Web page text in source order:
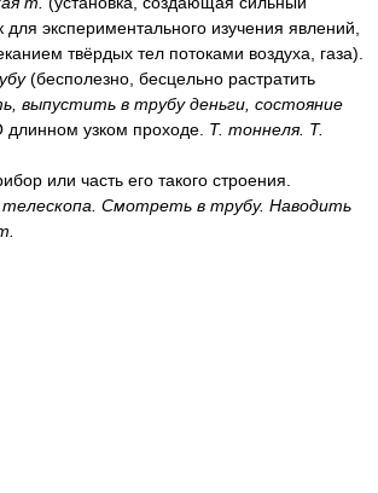
экспериментального изучения явлений,
твёрдых тел потоками воздуха, газа).
(бесполезно, бесцельно растратить
выпустить в трубу деньги, состояние
длинном узком проходе. Т. тоннеля. Т.
или часть его такого строения.
Смотреть в трубу. Наводить